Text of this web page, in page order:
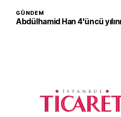
GÜNDEM
Abdülhamid Han 4'üncü